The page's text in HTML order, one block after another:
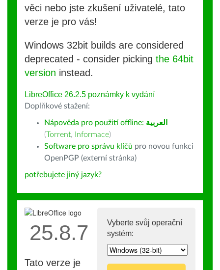
věci nebo jste zkušení uživatelé, tato
verze je pro vás!
Windows 32bit builds are considered
deprecated - consider picking the 64bit
version instead.
LibreOffice 26.2.5 poznámky k vydání
Doplňkové stažení:
Nápověda pro použití offline: العربية
(Torrent, Informace)
Software pro správu klíčů pro novou funkci
OpenPGP (externí stránka)
potřebujete jiný jazyk?
Vyberte svůj operační
systém:
25.8.7
Tato verze je